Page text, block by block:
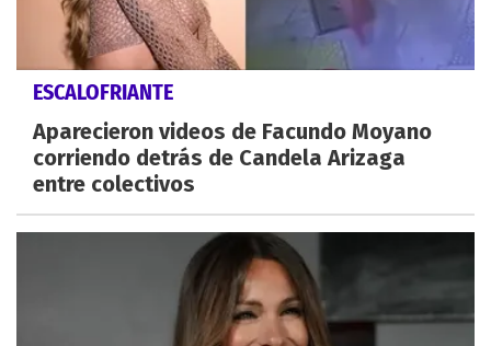
ESCALOFRIANTE
Aparecieron videos de Facundo Moyano
corriendo detrás de Candela Arizaga
entre colectivos